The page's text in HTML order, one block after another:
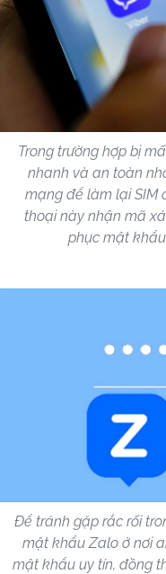
Trong trường hợp bị
nhanh và an toàn
mạng để làm lại SIM
thoại này nhận mã
phục mật
Để tránh gặp rắc rối
mật khẩu Zalo ở nơi
mật khẩu uy tín, đồng